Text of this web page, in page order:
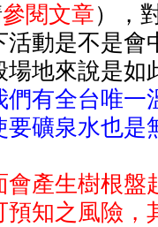
參閱文章），
動是不是會
地來說是如
們有全台唯一
要礦泉水也是
會產生樹根盤
知之風險，